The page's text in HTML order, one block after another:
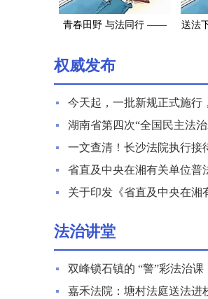
青春田野 与法同行 ——
假“送法下乡”活动纪实
送法
权威发布
今天起，一批新规正式施行
个领域
湖南省第四次“全国民主法
复核结果公示
一文查清！长沙法院执行接
话来了
省直及中央在湘有关单位普
关于印发《省直及中央在湘
法治讲堂
双峰锁石镇的 “警”彩法治课
嘉禾法院：塘村法庭送法进